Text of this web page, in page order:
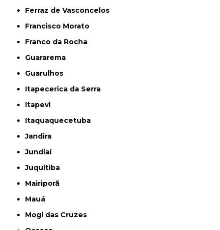
Ferraz de Vasconcelos
Francisco Morato
Franco da Rocha
Guararema
Guarulhos
Itapecerica da Serra
Itapevi
Itaquaquecetuba
Jandira
Jundiaí
Juquitiba
Mairiporã
Mauá
Mogi das Cruzes